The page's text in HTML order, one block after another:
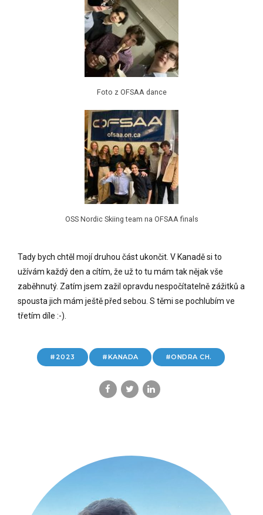
Foto z OFSAA dance
OSS Nordic Skiing team na OFSAA finals
Tady bych chtěl mojí druhou část ukončit. V Kanadě si to
užívám každý den a cítím, že už to tu mám tak nějak vše
zaběhnutý. Zatím jsem zažil opravdu nespočítatelně zážitků a
spousta jich mám ještě před sebou. S těmi se pochlubím ve
třetím díle :-).
2023 KANADA ONDRA CH.